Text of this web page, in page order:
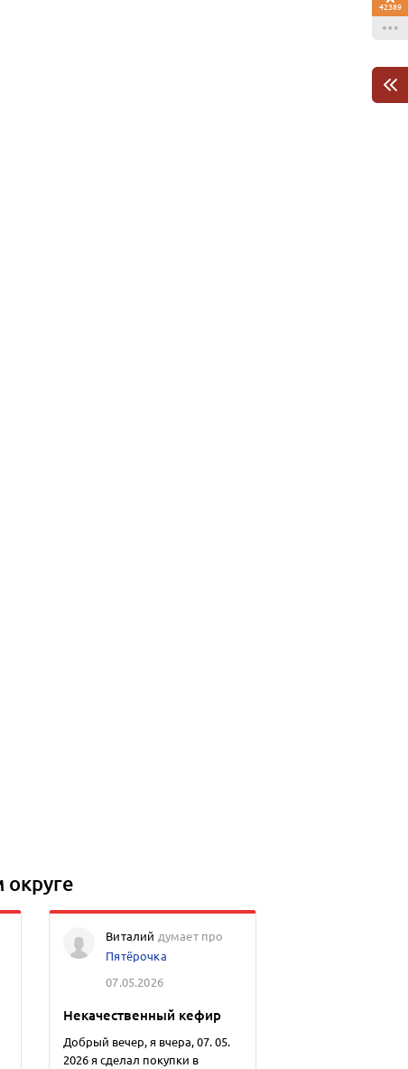
Виталий думает про
Пятёрочка
07.05.2026
Некачественный кефир
Добрый вечер, я вчера, 07. 05.
2026 я сделал покупки в
42389